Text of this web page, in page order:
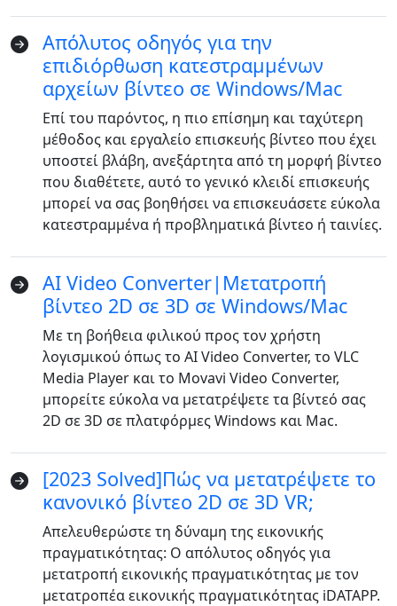
Απόλυτος οδηγός για την
επιδιόρθωση κατεστραμμένων
αρχείων βίντεο σε Windows/Mac
Επί του παρόντος, η πιο επίσημη και ταχύτερη
μέθοδος και εργαλείο επισκευής βίντεο που έχει
υποστεί βλάβη, ανεξάρτητα από τη μορφή βίντεο
που διαθέτετε, αυτό το γενικό κλειδί επισκευής
μπορεί να σας βοηθήσει να επισκευάσετε εύκολα
κατεστραμμένα ή προβληματικά βίντεο ή ταινίες.
AI Video Converter|Μετατροπή
βίντεο 2D σε 3D σε Windows/Mac
Με τη βοήθεια φιλικού προς τον χρήστη
λογισμικού όπως το AI Video Converter, το VLC
Media Player και το Movavi Video Converter,
μπορείτε εύκολα να μετατρέψετε τα βίντεό σας
2D σε 3D σε πλατφόρμες Windows και Mac.
[2023 Solved]Πώς να μετατρέψετε το
κανονικό βίντεο 2D σε 3D VR;
Απελευθερώστε τη δύναμη της εικονικής
πραγματικότητας: Ο απόλυτος οδηγός για
μετατροπή εικονικής πραγματικότητας με τον
μετατροπέα εικονικής πραγματικότητας iDATAPP.
Language Switch
日本
Español
Português
Deutsche
Français
Italiano